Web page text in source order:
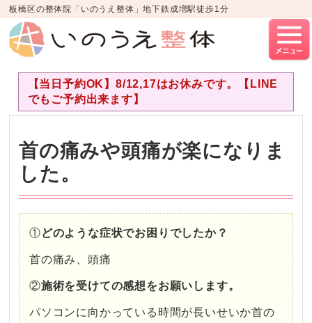
板橋区の整体院「いのうえ整体」地下鉄成増駅徒歩1分
【当日予約OK】8/12,17はお休みです。【LINE
でもご予約出来ます】
首の痛みや頭痛が楽になりま
した。
①どのような症状でお困りでしたか？
首の痛み、頭痛
②施術を受けての感想をお願いします。
パソコンに向かっている時間が長いせいか首の